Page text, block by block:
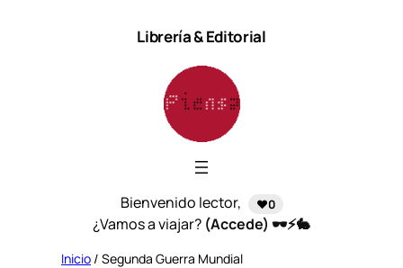
Librería & Editorial
Bienvenido lector, ❤️0
¿Vamos a viajar? (Accede) 🕶️⚡🐇
Inicio / Segunda Guerra Mundial